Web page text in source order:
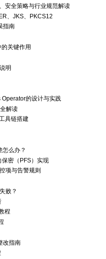
安全策略与行业规范解读
、JKS、PKCS12
指南
关键作用
明
的设计与实践
解读
具链搭建
么办？
密（PFS）实现
项与告警规则
败？
程
改指南